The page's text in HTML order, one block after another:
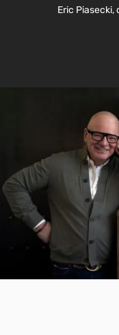
Eric